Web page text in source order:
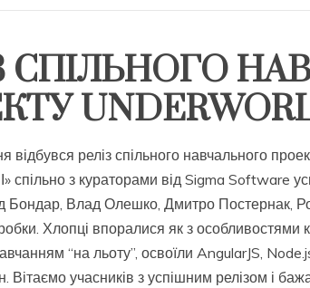
СПІЛЬНОГО
відбувся реліз спільного навчального
спільно з кураторами від Sigma Software
Бондар, Влад Олешко, Дмитро Постернак,
Хлопці впоралися як з особливостями
“на льоту”, освоїли AngularJS,
Вітаємо учасників з успішним релізом і